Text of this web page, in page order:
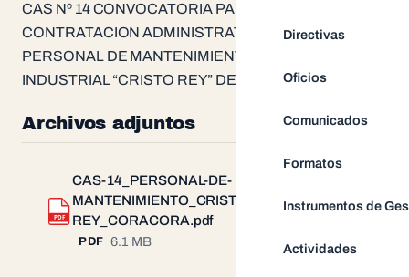
Directivas
Oficios
Comunicados
Formatos
Instrumentos de
Actividades
CAS Nº 14 CONVOCATORIA PARA LA
CONTRATACION ADMINISTRATIVA DE (01)
PERSONAL DE MANTENIMIENTO PARA LA I.E. Nº 12
INDUSTRIAL “CRISTO REY” DE CORACORA
Archivos adjuntos
PDF
CAS-14_PERSONAL-DE-
MANTENIMIENTO_CRISTO-
REY_CORACORA.pdf
PDF 6.1 MB
Descargar